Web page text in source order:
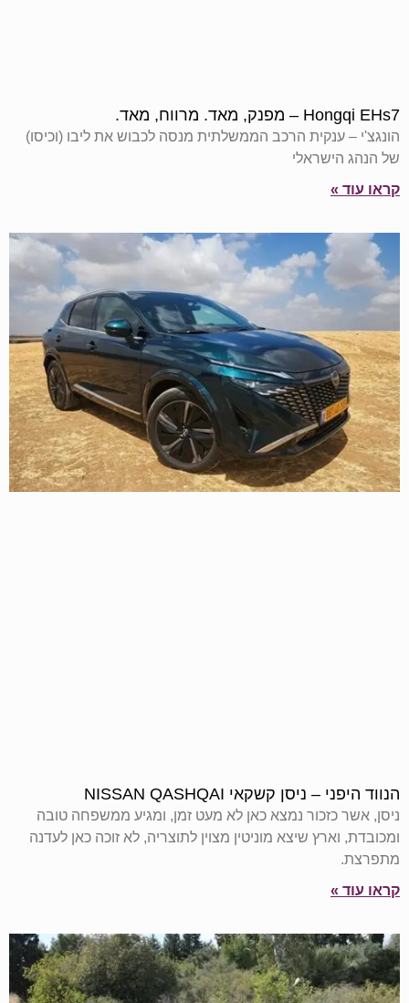
Hongqi EHs7 – מפנק, מאד. מרווח, מאד.
הונגצ'י – ענקית הרכב הממשלתית מנסה לכבוש את ליבו (וכיסו)
של הנהג הישראלי
קראו עוד »
הנווד היפני – ניסן קשקאי NISSAN QASHQAI
ניסן, אשר כזכור נמצא כאן לא מעט זמן, ומגיע ממשפחה טובה
ומכובדת, וארץ שיצא מוניטין מצוין לתוצריה, לא זוכה כאן לעדנה
מתפרצת.
קראו עוד »